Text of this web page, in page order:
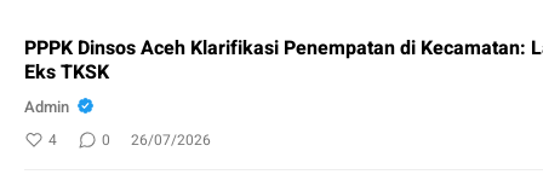
PPPK Dinsos Aceh Klarifikasi Penempatan di Kecamatan:
Eks TKSK
Admin
4 0 26/07/2026